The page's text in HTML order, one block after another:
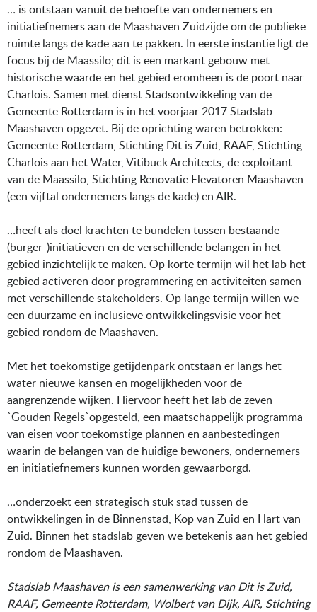
… is ontstaan vanuit de behoefte van ondernemers en
initiatiefnemers aan de Maashaven Zuidzijde om de publieke
ruimte langs de kade aan te pakken. In eerste instantie ligt de
focus bij de Maassilo; dit is een markant gebouw met
historische waarde en het gebied eromheen is de poort naar
Charlois. Samen met dienst Stadsontwikkeling van de
Gemeente Rotterdam is in het voorjaar 2017 Stadslab
Maashaven opgezet. Bij de oprichting waren betrokken:
Gemeente Rotterdam, Stichting Dit is Zuid, RAAF, Stichting
Charlois aan het Water, Vitibuck Architects, de exploitant
van de Maassilo, Stichting Renovatie Elevatoren Maashaven
(een vijftal ondernemers langs de kade) en AIR.
…heeft als doel krachten te bundelen tussen bestaande
(burger-)initiatieven en de verschillende belangen in het
gebied inzichtelijk te maken. Op korte termijn wil het lab het
gebied activeren door programmering en activiteiten samen
met verschillende stakeholders. Op lange termijn willen we
een duurzame en inclusieve ontwikkelingsvisie voor het
gebied rondom de Maashaven.
Met het toekomstige getijdenpark ontstaan er langs het
water nieuwe kansen en mogelijkheden voor de
aangrenzende wijken. Hiervoor heeft het lab de zeven
`Gouden Regels`opgesteld, een maatschappelijk programma
van eisen voor toekomstige plannen en aanbestedingen
waarin de belangen van de huidige bewoners, ondernemers
en initiatiefnemers kunnen worden gewaarborgd.
…onderzoekt een strategisch stuk stad tussen de
ontwikkelingen in de Binnenstad, Kop van Zuid en Hart van
Zuid. Binnen het stadslab geven we betekenis aan het gebied
rondom de Maashaven.
Stadslab Maashaven is een samenwerking van Dit is Zuid,
RAAF, Gemeente Rotterdam, Wolbert van Dijk, AIR, Stichting